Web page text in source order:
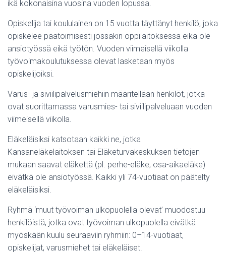
ikä kokonaisina vuosina vuoden lopussa.
Opiskelija tai koululainen on 15 vuotta täyttänyt henkilö, joka
opiskelee päätoimisesti jossakin oppilaitoksessa eikä ole
ansiotyössä eikä työtön. Vuoden viimeisellä viikolla
työvoimakoulutuksessa olevat lasketaan myös
opiskelijoiksi.
Varus- ja siviilipalvelusmiehiin määritellään henkilöt, jotka
ovat suorittamassa varusmies- tai siviilipalveluaan vuoden
viimeisellä viikolla.
Eläkeläisiksi katsotaan kaikki ne, jotka
Kansaneläkelaitoksen tai Eläketurvakeskuksen tietojen
mukaan saavat eläkettä (pl. perhe-eläke, osa-aikaeläke)
eivätkä ole ansiotyössä. Kaikki yli 74-vuotiaat on päätelty
eläkeläisiksi.
Ryhmä ‘muut työvoiman ulkopuolella olevat’ muodostuu
henkilöistä, jotka ovat työvoiman ulkopuolella eivätkä
myöskään kuulu seuraaviin ryhmiin: 0–14-vuotiaat,
opiskelijat, varusmiehet tai eläkeläiset.